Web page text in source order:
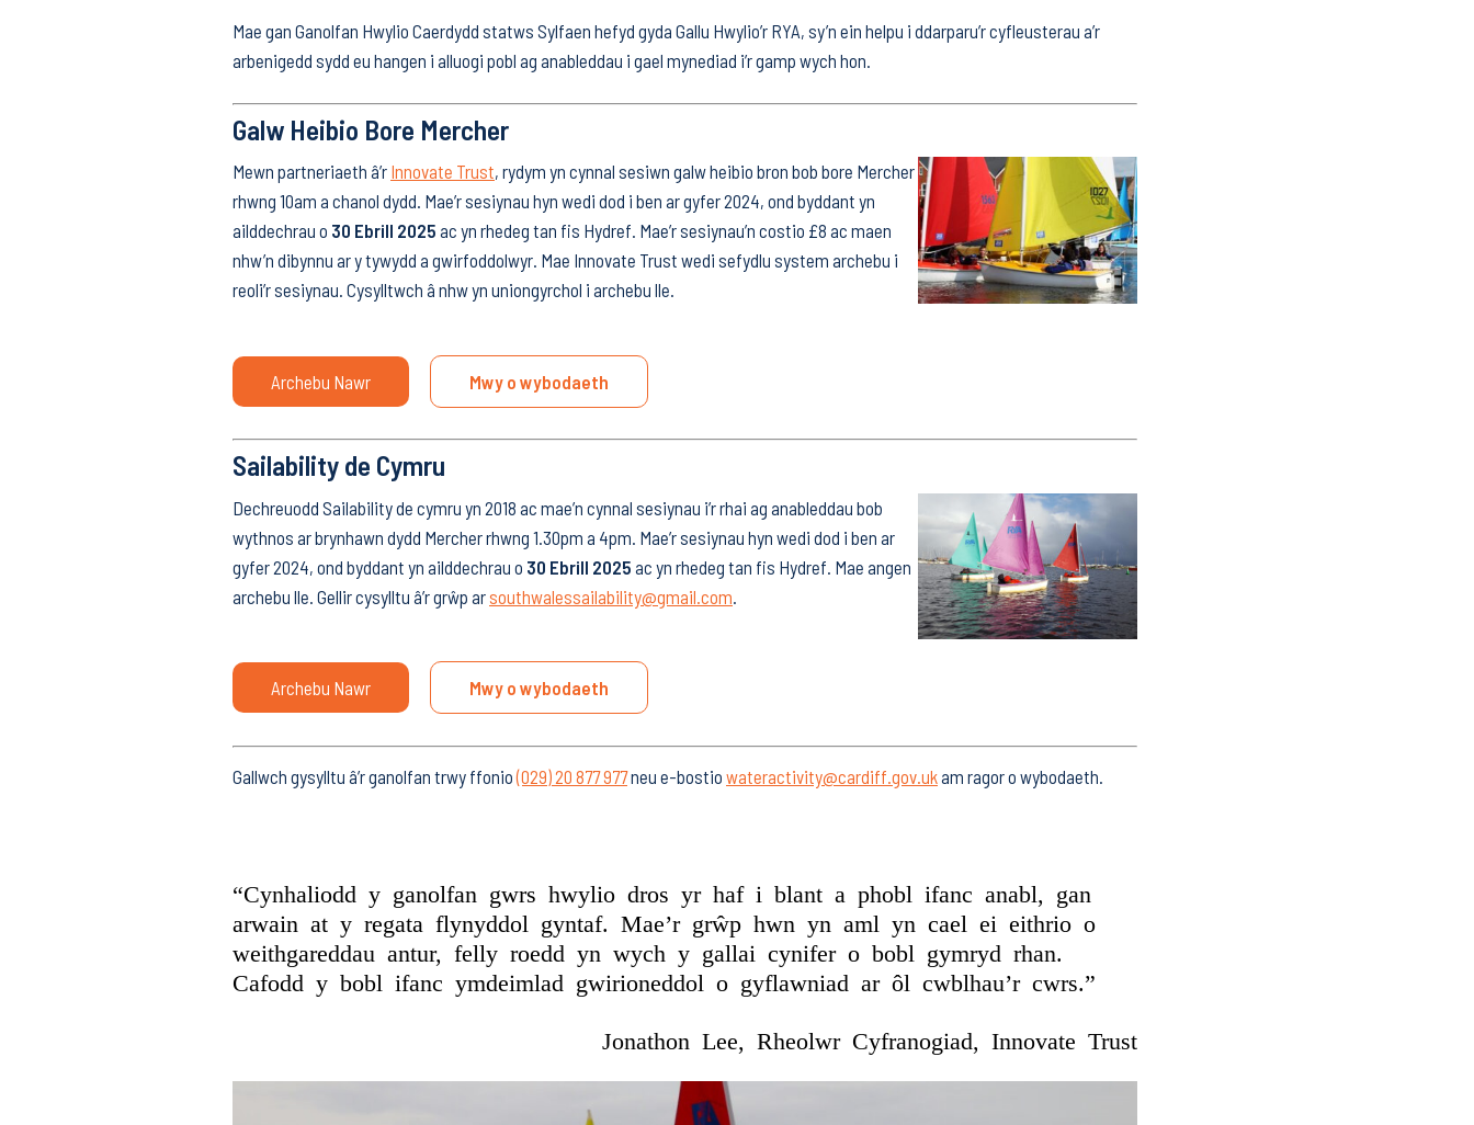
Mae gan Ganolfan Hwylio Caerdydd statws Sylfaen hefyd gyda Gallu Hwylio’r RYA, sy’n ein helpu i ddarparu’r cyfleusterau a’r
arbenigedd sydd eu hangen i alluogi pobl ag anableddau i gael mynediad i’r gamp wych hon.
Galw Heibio Bore Mercher
Mewn partneriaeth â’r Innovate Trust, rydym yn cynnal sesiwn galw heibio bron bob bore Mercher
rhwng 10am a chanol dydd. Mae’r sesiynau hyn wedi dod i ben ar gyfer 2024, ond byddant yn
ailddechrau o 30 Ebrill 2025 ac yn rhedeg tan fis Hydref. Mae’r sesiynau’n costio £8 ac maen
nhw’n dibynnu ar y tywydd a gwirfoddolwyr. Mae Innovate Trust wedi sefydlu system archebu i
reoli’r sesiynau. Cysylltwch â nhw yn uniongyrchol i archebu lle.
Archebu Nawr Mwy o wybodaeth
Sailability de Cymru
Dechreuodd Sailability de cymru yn 2018 ac mae’n cynnal sesiynau i’r rhai ag anableddau bob
wythnos ar brynhawn dydd Mercher rhwng 1.30pm a 4pm. Mae’r sesiynau hyn wedi dod i ben ar
gyfer 2024, ond byddant yn ailddechrau o 30 Ebrill 2025 ac yn rhedeg tan fis Hydref. Mae angen
archebu lle. Gellir cysylltu â’r grŵp arsouthwalessailability@gmail.com
Archebu Nawr Mwy o wybodaeth
Gallwch gysylltu â’r ganolfan trwy ffonio(029) 20 877 977neu e-bostio wateractivity@cardiff.gov.ukam ragor o wybodaeth.
“Cynhaliodd y ganolfan gwrs hwylio dros yr haf i blant a phobl ifanc anabl, gan
arwain at y regata flynyddol gyntaf. Mae’r grŵp hwn yn aml yn cael ei eithrio o
weithgareddau antur, felly roedd yn wych y gallai cynifer o bobl gymryd rhan.
Cafodd y bobl ifanc ymdeimlad gwirioneddol o gyflawniad ar ôl cwblhau’r cwrs.”
Jonathon Lee, Rheolwr Cyfranogiad, Innovate Trust